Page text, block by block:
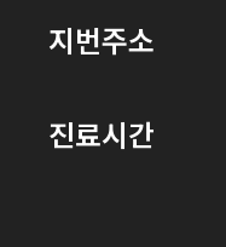
지번주소
진료시간